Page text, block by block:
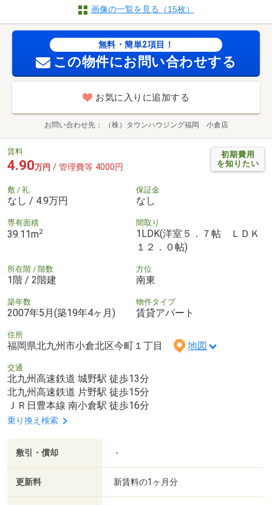
画像の一覧を見る（15枚）
無料・簡単2項目！
この物件にお問い合わせする
お気に入りに追加する
お問い合わせ先 （株）タウンハウジング福岡 小倉店
初期費用
を知りたい
賃料
4.90万円 / 管理費等 4000円
敷 / 礼
なし / 4.9万円
保証金
なし
専有面積
39.11m2
間取り
1LDK(洋室５．７帖 ＬＤＫ
１２．０帖)
所在階 / 階数
1階 / 2階建
方位
南東
築年数
2007年5月(築19年4ヶ月)
物件タイプ
賃貸アパート
住所
福岡県北九州市小倉北区今町１丁目 地図
交通
北九州高速鉄道 城野駅 徒歩13分
北九州高速鉄道 片野駅 徒歩15分
ＪＲ日豊本線 南小倉駅 徒歩16分
乗り換え検索
敷引・償却 -
更新料 新賃料の1ヶ月分